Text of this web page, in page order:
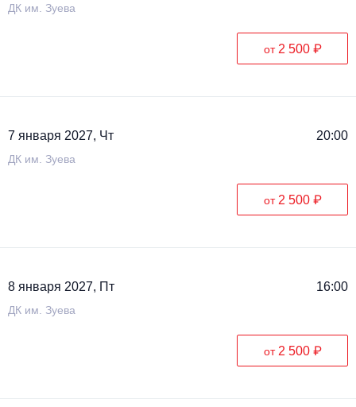
ДК им. Зуева
от 2 500 ₽
7 января 2027, Чт 20:00
ДК им. Зуева
от 2 500 ₽
8 января 2027, Пт 16:00
ДК им. Зуева
от 2 500 ₽